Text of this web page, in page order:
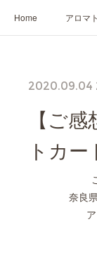
Home アロマ
プロフィール
2020.09.04
【ご
トカ
奈良